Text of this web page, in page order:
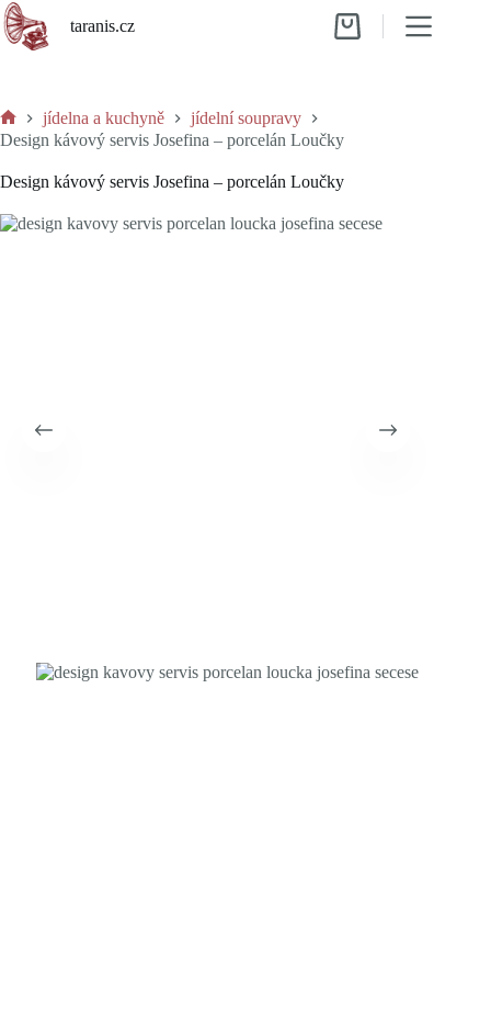
Skip
to
content
taranis.cz
Shopping
Home
jídelna a kuchyně
jídelní soupravy
Design kávový servis Josefina – porcelán Loučky
Design kávový servis Josefina – porcelán Loučky